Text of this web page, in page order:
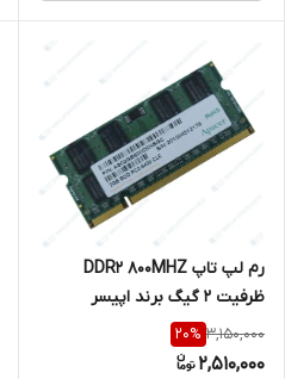
رم لپ تاپ DDR2 800MHZ
ظرفیت 2 گیگ برند اپیسر
apacer
3,150,000
20%
2,510,000